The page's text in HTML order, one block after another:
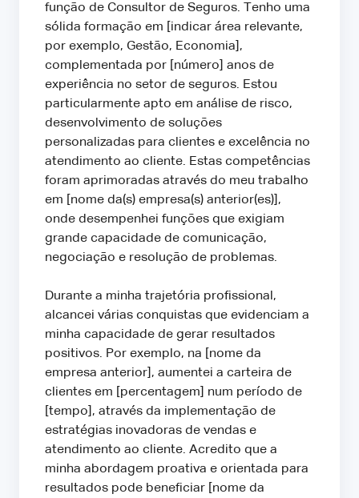
função de Consultor de Seguros. Tenho uma
sólida formação em [indicar área relevante,
por exemplo, Gestão, Economia],
complementada por [número] anos de
experiência no setor de seguros. Estou
particularmente apto em análise de risco,
desenvolvimento de soluções
personalizadas para clientes e excelência no
atendimento ao cliente. Estas competências
foram aprimoradas através do meu trabalho
em [nome da(s) empresa(s) anterior(es)],
onde desempenhei funções que exigiam
grande capacidade de comunicação,
negociação e resolução de problemas.
Durante a minha trajetória profissional,
alcancei várias conquistas que evidenciam a
minha capacidade de gerar resultados
positivos. Por exemplo, na [nome da
empresa anterior], aumentei a carteira de
clientes em [percentagem] num período de
[tempo], através da implementação de
estratégias inovadoras de vendas e
atendimento ao cliente. Acredito que a
minha abordagem proativa e orientada para
resultados pode beneficiar [nome da